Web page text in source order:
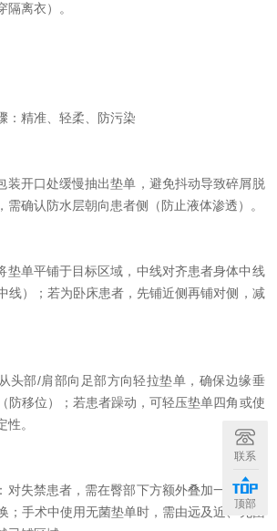
隔离衣）。
精准、轻柔、防污染
开口处缓慢抽出垫单，避免抖动导致碎屑脱
需确认防水层朝向患者侧（防止液体渗透）。
单平铺于目标区域，中线对齐患者身体中线
线）；若为卧床患者，先铺近侧再铺对侧，减
部/肩部向足部方向轻拉垫单，确保边缘垂
防移位）；若患者躁动，可轻压垫单四角或使
性。
失禁患者，需在臀部下方额外叠加一层小尺
；手术中使用无菌垫单时，需由远及近、无菌
联系
顶部